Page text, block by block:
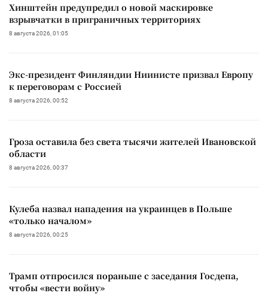
Хинштейн предупредил о новой маскировке
взрывчатки в приграничных территориях
8 августа 2026, 01:05
Экс-президент Финляндии Ниинисте призвал Европу
к переговорам с Россией
8 августа 2026, 00:52
Гроза оставила без света тысячи жителей Ивановской
области
8 августа 2026, 00:37
Кулеба назвал нападения на украинцев в Польше
«только началом»
8 августа 2026, 00:25
Трамп отпросился пораньше с заседания Госдепа,
чтобы «вести войну»